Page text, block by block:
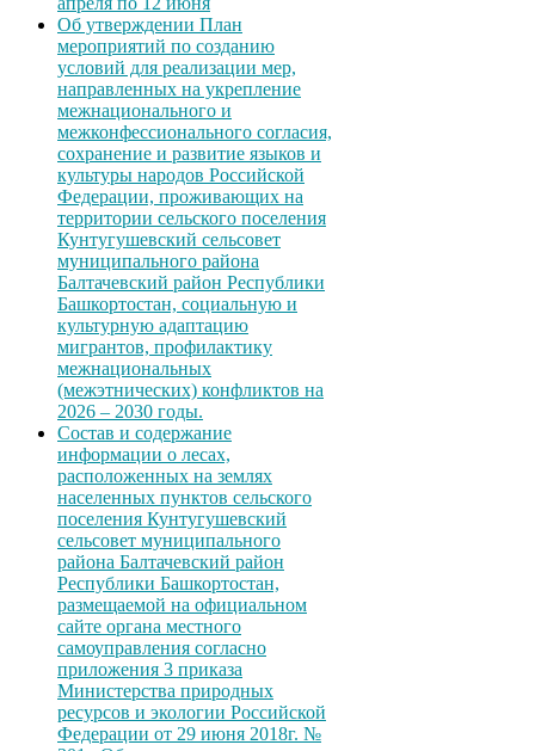
Об утверждении План
мероприятий по созданию
условий для реализации мер,
направленных на укрепление
межнационального и
межконфессионального согласия,
сохранение и развитие языков и
культуры народов Российской
Федерации, проживающих на
территории сельского поселения
Кунтугушевский сельсовет
муниципального района
Балтачевский район Республики
Башкортостан, социальную и
культурную адаптацию
мигрантов, профилактику
межнациональных
(межэтнических) конфликтов на
2026 – 2030 годы.
Состав и содержание
информации о лесах,
расположенных на землях
населенных пунктов сельского
поселения Кунтугушевский
сельсовет муниципального
района Балтачевский район
Республики Башкортостан,
размещаемой на официальном
сайте органа местного
самоуправления согласно
приложения 3 приказа
Министерства природных
ресурсов и экологии Российской
Федерации от 29 июня 2018г. №